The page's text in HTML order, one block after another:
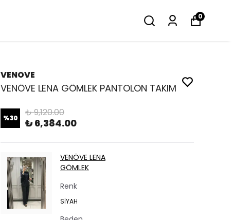
0
VENOVE
VENÖVE LENA GÖMLEK PANTOLON TAKIM
%30 ₺ 9,120.00
₺ 6,384.00
VENÖVE LENA
GÖMLEK
Renk
SİYAH